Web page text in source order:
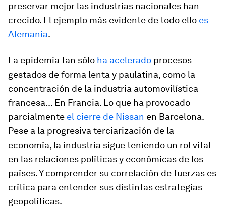
preservar mejor las industrias nacionales han
crecido. El ejemplo más evidente de todo ello es
Alemania.
La epidemia tan sólo ha acelerado procesos
gestados de forma lenta y paulatina, como la
concentración de la industria automovilística
francesa... En Francia. Lo que ha provocado
parcialmente el cierre de Nissan en Barcelona.
Pese a la progresiva terciarización de la
economía, la industria sigue teniendo un rol vital
en las relaciones políticas y económicas de los
países. Y comprender su correlación de fuerzas es
crítica para entender sus distintas estrategias
geopolíticas.